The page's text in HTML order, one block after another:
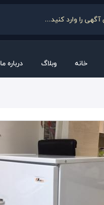
خانه وبلاگ درباره ما